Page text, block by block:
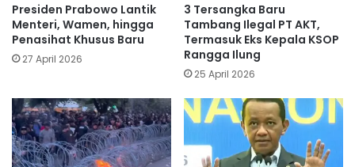
Presiden Prabowo Lantik
Menteri, Wamen, hingga
Penasihat Khusus Baru
27 April 2026
3 Tersangka Baru
Tambang Ilegal PT AKT,
Termasuk Eks Kepala KSOP
Rangga Ilung
25 April 2026